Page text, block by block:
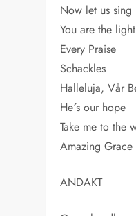
Now let us sing
You are the light
Every Praise
Schackles
Halleluja, Vår
He´s our hope
Take me to the
Amazing Grace
ANDAKT